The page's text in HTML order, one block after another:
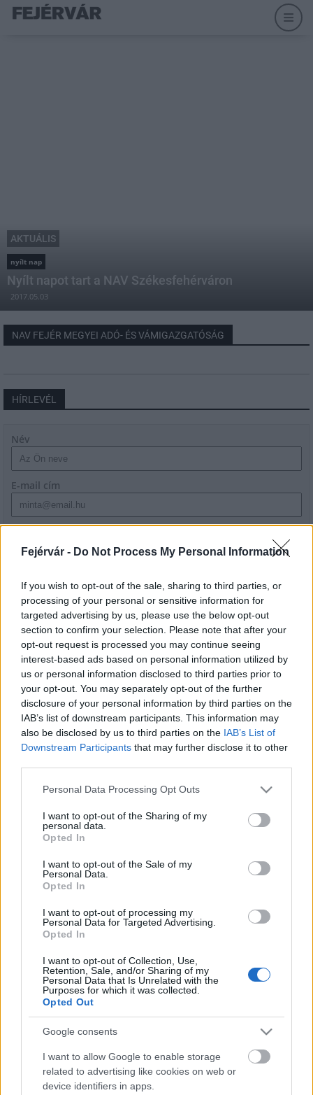
Fejérvár - Do Not Process My Personal Information
If you wish to opt-out of the sale, sharing to third parties, or
processing of your personal or sensitive information for
targeted advertising by us, please use the below opt-out
section to confirm your selection. Please note that after your
opt-out request is processed you may continue seeing
interest-based ads based on personal information utilized by
us or personal information disclosed to third parties prior to
your opt-out. You may separately opt-out of the further
disclosure of your personal information by third parties on the
IAB’s list of downstream participants. This information may
also be disclosed by us to third parties on the IAB’s List of
Downstream Participants that may further disclose it to other
Please note that this website/app uses one or more Google
not limited to your visit or usage behaviour. You may click to
grant or deny consent to Google and its third-party tags to
use your data for below specified purposes in below Google
consent section.
Personal Data Processing Opt Outs
I want to opt-out of the Sharing of my
personal data.
Opted In
I want to opt-out of the Sale of my
Personal Data.
Opted In
I want to opt-out of processing my
Personal Data for Targeted Advertising.
Opted In
I want to opt-out of Collection, Use,
Retention, Sale, and/or Sharing of my
Personal Data that Is Unrelated with the
Purposes for which it was collected.
Opted Out
Google consents
I want to allow Google to enable storage
related to advertising like cookies on web or
device identifiers in apps.
AKTUÁLIS
nyílt nap
Nyílt napot tart a NAV Székesfehérváron
2017.05.03
NAV FEJÉR MEGYEI ADÓ- ÉS VÁMIGAZGATÓSÁG
HÍRLEVÉL
Név
E-mail cím
szabályzatot!
LEGFRISSEBB
Országos hírek
Megérkezett az eső a Duna vízgyűjtőjére
Aktuális
Paks II.: Mit jelent az 5. blokk új
árnyékában?
másodfokúra csökken a riasztás
HIRDETÉS